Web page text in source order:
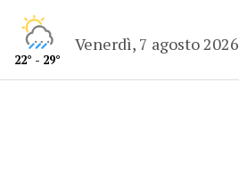
22° - 29°
Venerdì, 7 agosto 2026